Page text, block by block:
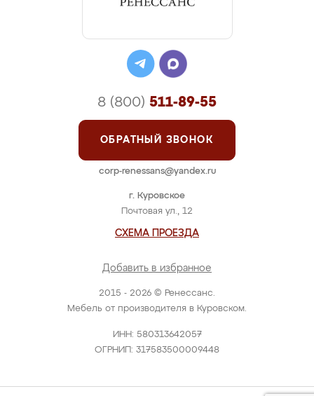
2015 - 2026 © Ренессанс.
Мебель от производителя в Куровском.
ИНН: 580313642057
ОГРНИП: 317583500009448
г. Куровское
Почтовая ул., 12
СХЕМА ПРОЕЗДА
Добавить в избранное
8 (800) 511-89-55
ОБРАТНЫЙ ЗВОНОК
corp-renessans@yandex.ru